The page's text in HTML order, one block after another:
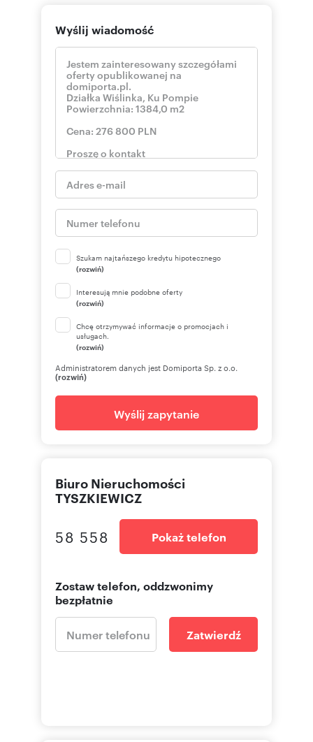
Wyślij wiadomość
Szukam najtańszego kredytu hipotecznego
(rozwiń)
Interesują mnie podobne oferty
(rozwiń)
Chcę otrzymywać informacje o promocjach i
usługach.
(rozwiń)
Administratorem danych jest Domiporta Sp. z o.o.
(rozwiń)
Wyślij zapytanie
Biuro Nieruchomości
TYSZKIEWICZ
58 558 Pokaż telefon
Zostaw telefon, oddzwonimy
bezpłatnie
Zatwierdź